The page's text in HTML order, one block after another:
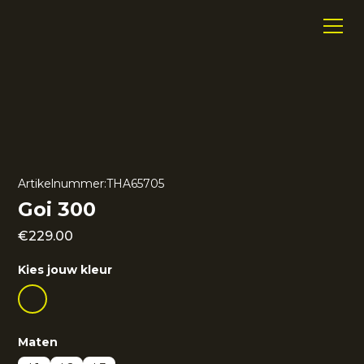
Artikelnummer:THA65705
Goi 300
€229.00
Kies jouw kleur
Maten